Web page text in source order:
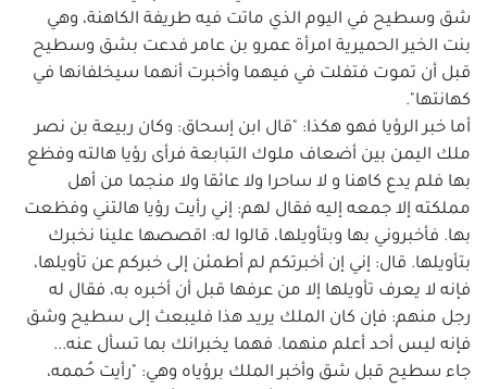
شق وسطيح في اليوم الذي ماتت فيه طريفة الكاهنة، وهي
بنت الخير الحميرية امرأة عمرو بن عامر فدعت بشق وسطيح
قبل أن تموت فتفلت في فيهما وأخبرت أنهما سيخلفانها في
كهانتها".
أما خبر الرؤيا فهو هكذا: "قال ابن إسحاق: وكان ربيعة بن نصر
ملك اليمن بين أضعاف ملوك التبابعة فرأى رؤيا هالته وفظع
بها فلم يدع كاهنا و لا ساحرا ولا عائقا ولا منجما من أهل
مملكته إلا جمعه إليه فقال لهم: إني رأيت رؤيا هالتني وفظعت
بها. فأخبروني بها وبتأويلها، قالوا له: اقصصها علينا نخبرك
بتأويلها. قال: إني إن أخبرتكم لم أطمئن إلى خبركم عن تأويلها،
فإنه لا يعرف تأويلها إلا من عرفها قبل أن أخبره به، فقال له
رجل منهم: فإن كان الملك يريد هذا فليبعث إلى سطيح وشق
فإنه ليس أحد أعلم منهما. فهما يخبرانك بما تسأل عنه...
جاء سطيح قبل شق وأخبر الملك برؤياه وهي: "رأيت حُممه،